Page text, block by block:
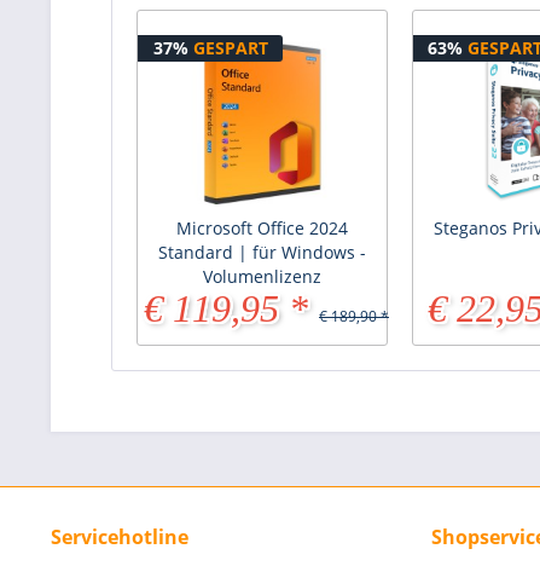
37% GESPART
Microsoft Office 2024
Standard | für Windows -
Volumenlizenz
€ 119,95 * € 189,90 *
63%
Steganos
€
Servicehotline